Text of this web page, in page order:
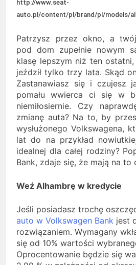
kolorowe,
2 Lata Ago
2 Lata
http://www.seat-
auto.pl/content/pl/brand/pl/models/
Patrzysz przez okno, a
pod dom zupełnie nowym
klasę lepszym niż ten
jeździł tylko trzy lata. Skąd
Zastanawiasz się i czujesz
pomału wwierca ci się w
niemiłosiernie. Czy
zmianę auta? Na to, by
wysłużonego Volkswagena,
lat do na przykład
idealnej dla całej rodziny?
Bank, zdaje się, że mają na
Weź Alhambrę w kredycie
Jeśli posiadasz trochę
auto w Volkswagen Bank jest
rozwiązaniem. Wymagany
się od 10% wartości
Oprocentowanie będzie się